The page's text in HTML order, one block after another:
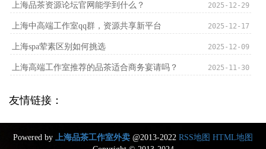
上海品茶资源论坛官网能学到什么？ 2025-12-29
上海中高端工作室qq群，资源共享新平台 2025-12-17
上海spa荤素区别如何挑选 2025-12-09
上海高端工作室推荐的品茶适合商务宴请吗？ 2025-11-30
友情链接：
Powered by 上海品茶工作室外卖 @2013-2022 RSS地图 HTML地图